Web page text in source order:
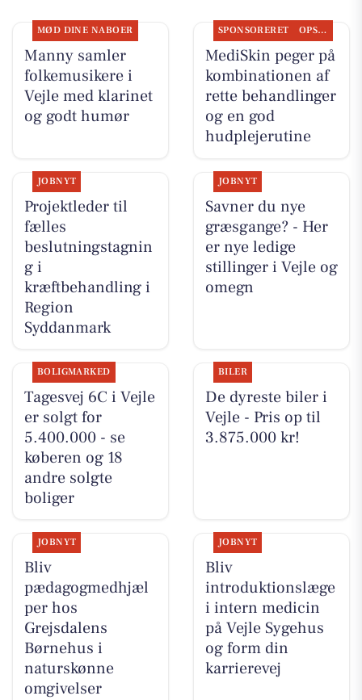
MØD DINE NABOER
Manny samler
folkemusikere i
Vejle med klarinet
og godt humør
SPONSORERET OPSLAGSTAVLEN
MediSkin peger på
kombinationen af
rette behandlinger
og en god
hudplejerutine
JOBNYT
Projektleder til
fælles
beslutningstagnin
g i
kræftbehandling i
Region
Syddanmark
JOBNYT
Savner du nye
græsgange? - Her
er nye ledige
stillinger i Vejle og
omegn
BOLIGMARKED
Tagesvej 6C i Vejle
er solgt for
5.400.000 - se
køberen og 18
andre solgte
boliger
BILER
De dyreste biler i
Vejle - Pris op til
3.875.000 kr!
JOBNYT
Bliv
pædagogmedhjæl
per hos
Grejsdalens
Børnehus i
naturskønne
omgivelser
JOBNYT
Bliv
introduktionslæge
i intern medicin
på Vejle Sygehus
og form din
karrierevej